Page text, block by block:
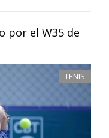
por el W35 de
TENIS